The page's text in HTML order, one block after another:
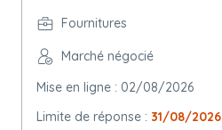
Fournitures
Marché négocié
Mise en ligne : 02/08/2026
Limite de réponse : 31/08/2026